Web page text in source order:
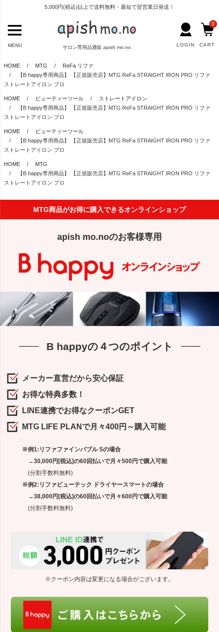
5,000円(税込)以上で送料無料・最短で翌営業日発送！
サロン専用品通販 apish mo.no
MENU LOGIN CART
0
HOME MTG
ReFa リファ
【B happy専用商品】 【正規販売店】MTG ReFa STRAIGHT IRON PRO リファ
ストレートアイロン プロ
HOME ビューティーツール
ストレートアイロン
【B happy専用商品】 【正規販売店】MTG ReFa STRAIGHT IRON PRO リファ
ストレートアイロン プロ
HOME
ビューティーツール
【B happy専用商品】 【正規販売店】MTG ReFa STRAIGHT IRON PRO リファ
ストレートアイロン プロ
HOME
MTG
【B happy専用商品】 【正規販売店】MTG ReFa STRAIGHT IRON PRO リファ
ストレートアイロン プロ
MTG商品がお得に購入できるオンラインショップ
apish mo.noのお客様専用
B happyの４つのポイント
メーカー直営だから安心保証
お得な特典多数！
LINE連携でお得なクーポンGET
MTG LIFE PLANで月々400円～購入可能
※例1:リファファインバブル Sの場合
→30,000円[税込]の60回払いで月々500円で購入可能
(分割手数料無料)
※例2:リファビューテック ドライヤースマートの場合
→38,000円[税込]の60回払いで月々600円で購入可能
(分割手数料無料)
※クーポン内容は変更になる場合がございます。